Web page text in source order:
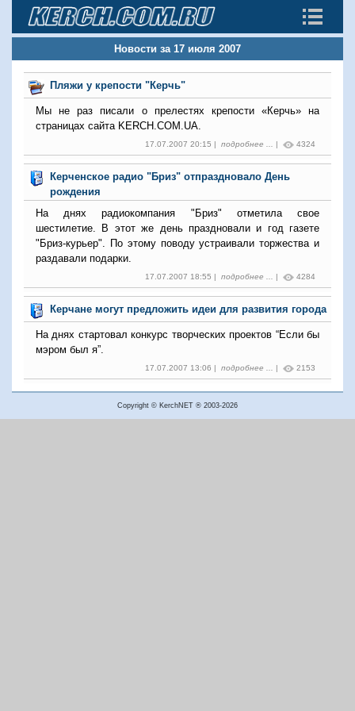
Новости за 17 июля 2007
Пляжи у крепости "Керчь"
Мы не раз писали о прелестях крепости «Керчь» на
страницах сайта KERCH.COM.UA.
17.07.2007 20:15 | подробнее ... | 4324
Керченское радио "Бриз" отпраздновало День
рождения
На днях радиокомпания "Бриз" отметила свое
шестилетие. В этот же день праздновали и год газете
"Бриз-курьер". По этому поводу устраивали торжества и
раздавали подарки.
17.07.2007 18:55 | подробнее ... | 4284
Керчане могут предложить идеи для развития города
На днях стартовал конкурс творческих проектов “Если бы
мэром был я”.
17.07.2007 13:06 | подробнее ... | 2153
Copyright © KerchNET ® 2003-2026